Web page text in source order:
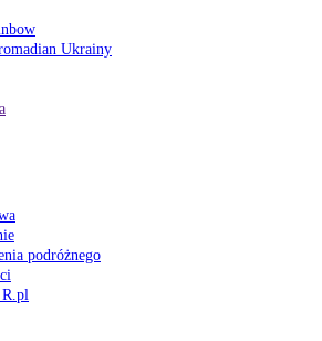
Ukrainy
podróżnego
R.pl